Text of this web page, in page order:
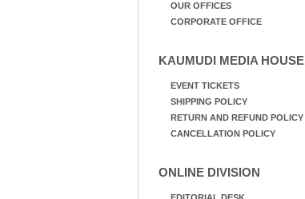
OUR OFFICES
CORPORATE OFFICE
KAUMUDI MEDIA HOUSE
EVENT TICKETS
SHIPPING POLICY
RETURN AND REFUND POLICY
CANCELLATION POLICY
ONLINE DIVISION